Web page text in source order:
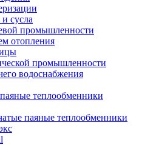
сусла
промышленности
отопления
промышленности
водоснабжения
теплообменники
паяные теплообменники